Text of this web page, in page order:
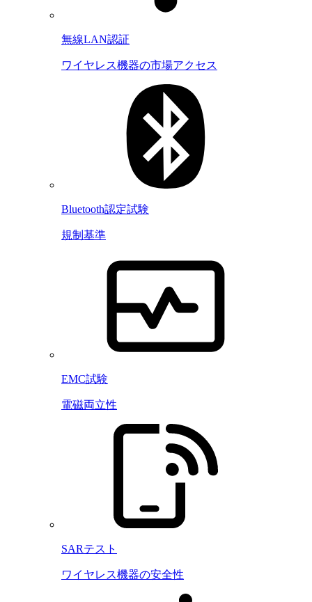
無線LAN認証
ワイヤレス機器の市場アクセス
Bluetooth認定試験
規制基準
EMC試験
電磁両立性
SARテスト
ワイヤレス機器の安全性